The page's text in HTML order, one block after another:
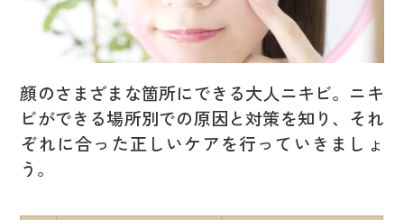
顔のさまざまな箇所にできる大人ニキビ。ニキ
ビができる場所別での原因と対策を知り、それ
ぞれに合った正しいケアを行っていきましょ
う。